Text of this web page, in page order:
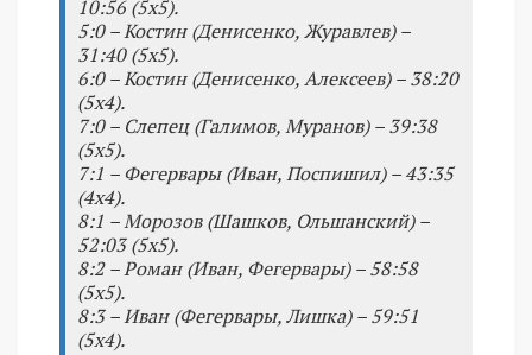
10:56 (5x5).
5:0 – Костин (Денисенко, Журавлев) –
31:40 (5x5).
6:0 – Костин (Денисенко, Алексеев) – 38:20
(5x4).
7:0 – Слепец (Галимов, Муранов) – 39:38
(5x5).
7:1 – Фегервары (Иван, Поспишил) – 43:35
(4x4).
8:1 – Морозов (Шашков, Ольшанский) –
52:03 (5x5).
8:2 – Роман (Иван, Фегервары) – 58:58
(5x5).
8:3 – Иван (Фегервары, Лишка) – 59:51
(5x4).